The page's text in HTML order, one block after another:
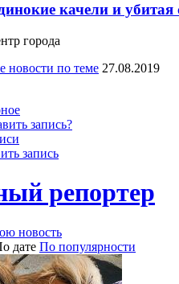
качели и
города
новости по теме 27.08.2019
запись?
запись
репортер
новость
дате По популярности